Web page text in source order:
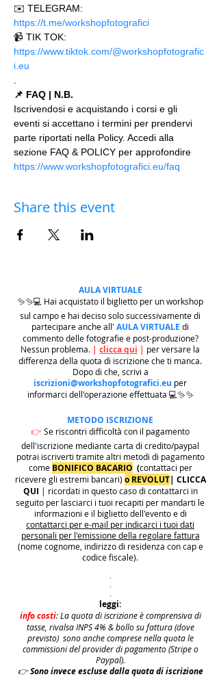
✉️ TELEGRAM:
https://t.me/workshopfotografici
📹 TIK TOK:
https://www.tiktok.com/@workshopfotografic
i.eu
📌 FAQ | N.B.
Iscrivendosi e acquistando i corsi e gli
eventi si accettano i termini per prendervi
parte riportati nella Policy. Accedi alla
sezione FAQ & POLICY per approfondire
https://www.workshopfotografici.eu/faq
Share this event
AULA VIRTUALE
✨✨💻 Hai acquistato il biglietto per un workshop
sul campo e hai deciso solo successivamente di
partecipare anche all' AULA VIRTUALE di
commento delle fotografie e post-produzione?
Nessun problema. | clicca qui | per versare la
differenza della quota di iscrizione che ti manca.
Dopo di che, scrivi a
iscrizioni@workshopfotografici.eu per
informarci dell'operazione effettuata 💻✨✨
METODO ISCRIZIONE
👉 Se riscontri difficoltà con il pagamento
dell'iscrizione mediante carta di credito/paypal
potrai iscriverti tramite altri metodi di pagamento
come BONIFICO BACARIO (contattaci per
ricevere gli estremi bancari) o REVOLUT| CLICCA
QUI | ricordati in questo caso di contattarci in
seguito per lasciarci i tuoi recapiti per mandarti le
informazioni e il biglietto dell'evento e di
contattarci per e-mail per indicarci i tuoi dati
personali per l'emissione della regolare fattura
(nome cognome, indirizzo di residenza con cap e
codice fiscale).
.
.
.
leggi:
info costi: La quota di iscrizione è comprensiva di
tasse, rivalsa INPS 4% & bollo su fattura (dove
previsto) sono anche comprese nella quota le
commissioni del provider di pagamento (Stripe o
Paypal).
👉Sono invece escluse dalla quota di iscrizione